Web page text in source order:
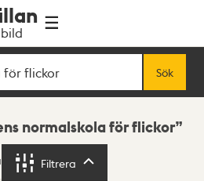
Sök
normalskola för flickor
Filtrera